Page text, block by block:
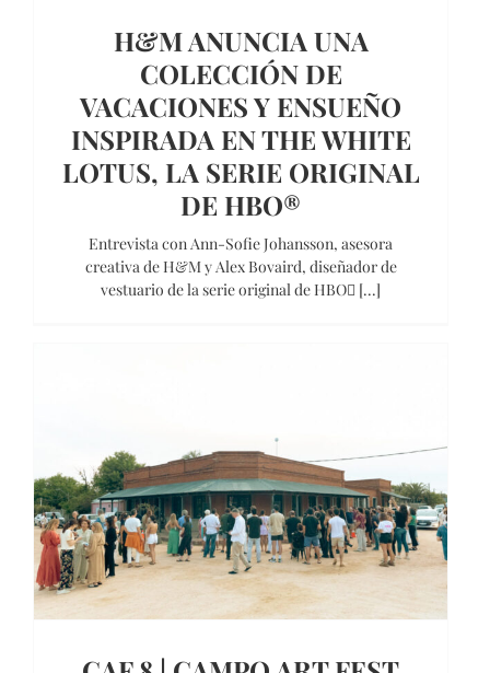
H&M ANUNCIA UNA
COLECCIÓN DE
VACACIONES Y ENSUEÑO
INSPIRADA EN THE WHITE
LOTUS, LA SERIE ORIGINAL
DE HBO®
Entrevista con Ann-Sofie Johansson, asesora
creativa de H&M y Alex Bovaird, diseñador de
vestuario de la serie original de HBO [...]